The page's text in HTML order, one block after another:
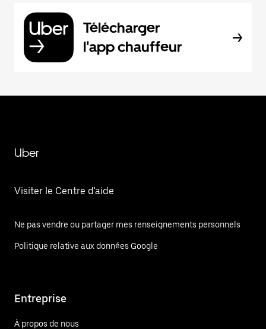
Télécharger
l'app chauffeur
Uber
Visiter le Centre d'aide
Ne pas vendre ou partager mes renseignements personnels
Politique relative aux données Google
Entreprise
À propos de nous